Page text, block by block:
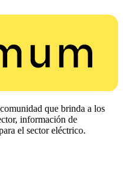
que brinda a los
información de
el sector eléctrico.